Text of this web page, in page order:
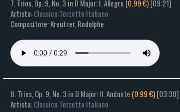
7. Trios, Op. 9, No. 3 in D Major: I. Allegro (0.99 €)[09:21]
Artista:Classico Terzetto Italiano
Compositore: Kreutzer, Rodolphe
8. Trios, Op. 9, No. 3 in D Major: II. Andante (0.99 €)[03:30]
Artista:Classico Terzetto Italiano